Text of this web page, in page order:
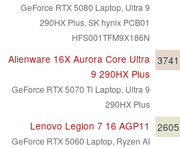
GeForce RTX 5080 Laptop, Ultra 9
290HX Plus, SK hynix PCB01
HFS001TFM9X186N
Alienware 16X Aurora Core Ultra
9 290HX Plus
GeForce RTX 5070 Ti Laptop, Ultra 9
290HX Plus
3741
Lenovo Legion 7 16 AGP11
GeForce RTX 5060 Laptop, Ryzen AI
2605